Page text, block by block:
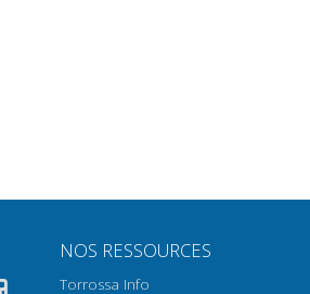
NOS RESSOURCES
Torrossa Info